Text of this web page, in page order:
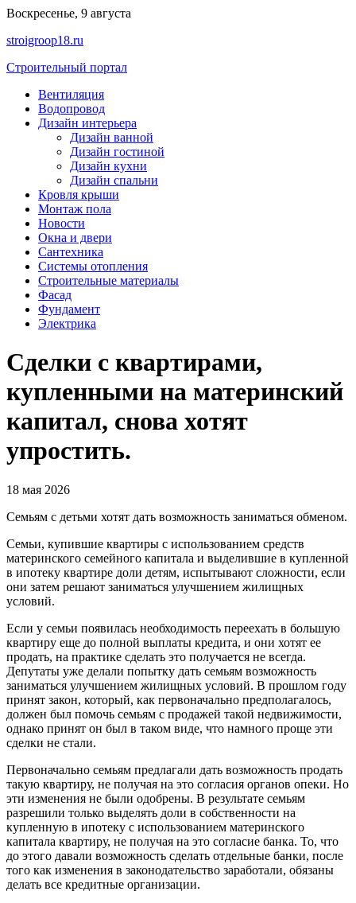
Перейти
содержимому
Воскресенье, 9 августа
stroigroop18.ru
Строительный портал
Вентиляция
Водопровод
Дизайн интерьера
Дизайн ванной
Дизайн гостиной
Дизайн кухни
Дизайн спальни
Кровля крыши
Монтаж пола
Новости
Окна и двери
Сантехника
Системы отопления
Строительные материалы
Фасад
Фундамент
Электрика
Сделки с квартирами,
купленными на материнский
капитал, снова хотят
упростить.
18 мая 2026
Семьям с детьми хотят дать возможность заниматься обменом.
Семьи, купившие квартиры с использованием средств
материнского семейного капитала и выделившие в купленной
в ипотеку квартире доли детям, испытывают сложности, если
они затем решают заниматься улучшением жилищных
условий.
Если у семьи появилась необходимость переехать в большую
квартиру еще до полной выплаты кредита, и они хотят ее
продать, на практике сделать это получается не всегда.
Депутаты уже делали попытку дать семьям возможность
заниматься улучшением жилищных условий. В прошлом году
принят закон, который, как первоначально предполагалось,
должен был помочь семьям с продажей такой недвижимости,
однако принят он был в таком виде, что намного проще эти
сделки не стали.
Первоначально семьям предлагали дать возможность продать
такую квартиру, не получая на это согласия органов опеки. Но
эти изменения не были одобрены. В результате семьям
разрешили только выделять доли в собственности на
купленную в ипотеку с использованием материнского
капитала квартиру, не получая на это согласие банка. То, что
до этого давали возможность сделать отдельные банки, после
того как изменения в законодательство заработали, обязаны
делать все кредитные организации.